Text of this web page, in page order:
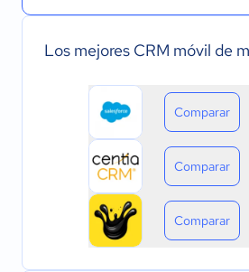
Los mejores CRM móvil de
Comparar
Comparar
Comparar